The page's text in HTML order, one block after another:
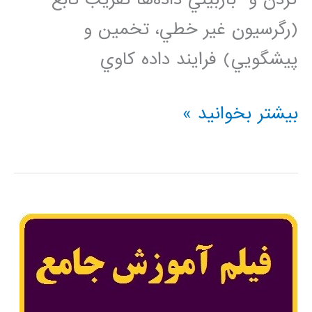
(رگرسيون غير خطي، تخمين و
پيشگويي) فرايند داده کاوي
فیلم
مبانی
های
عصبی
بیشتر بخوانید »